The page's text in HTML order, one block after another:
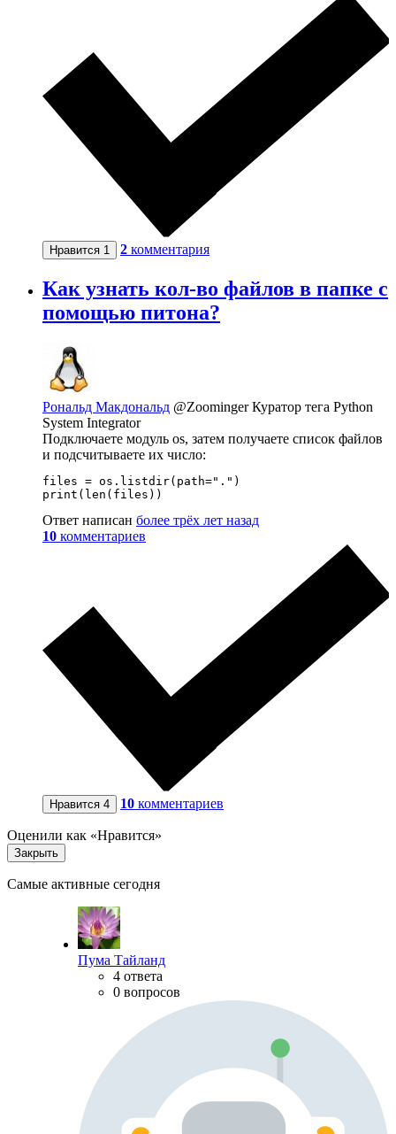
Нравится 1 2 комментария
Как узнать кол-во файлов в папке с
помощью питона?
Рональд Макдональд @ZoomingerКуратор тега Python
System Integrator
Подключаете модуль os, затем получаете список файлов
и подсчитываете их число:
files = os.listdir(path=".")
print(len(files))
Ответ написан более трёх лет назад
10 комментариев
Нравится 4 10 комментариев
Оценили как «Нравится»
Закрыть
Самые активные сегодня
Пума Тайланд
4 ответа
0 вопросов